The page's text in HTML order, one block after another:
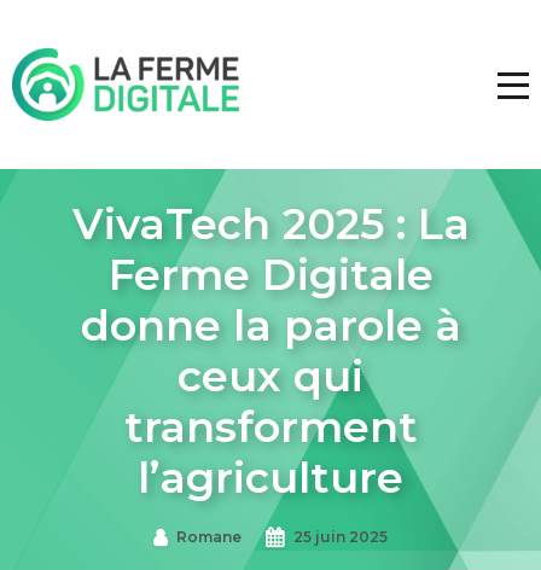
VivaTech 2025 : La
Ferme Digitale
donne la parole à
ceux qui
transforment
l’agriculture
Romane 25 juin 2025